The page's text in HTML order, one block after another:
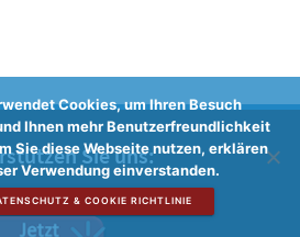
Sie uns:
Cookies, um Ihren Besuch
Ihnen mehr Benutzerfreundlichkeit
Sie diese Webseite nutzen, erklären
Verwendung einverstanden.
& COOKIE RICHTLINIE